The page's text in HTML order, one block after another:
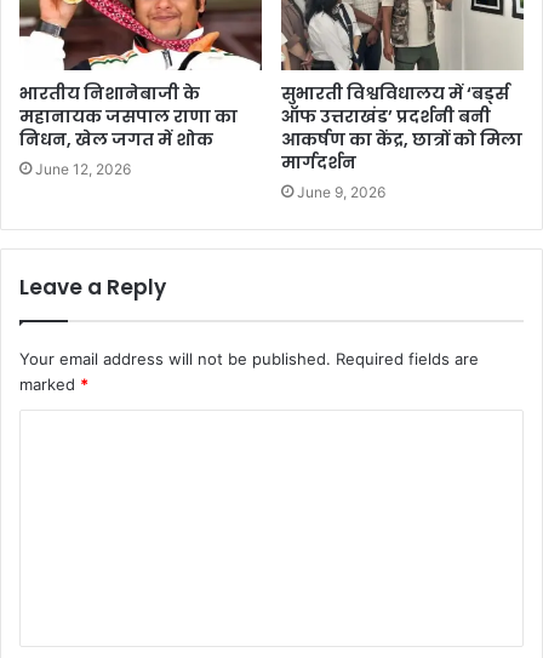
भारतीय निशानेबाजी के
महानायक जसपाल राणा का
निधन, खेल जगत में शोक
June 12, 2026
सुभारती विश्वविधालय में ‘बर्ड्स
ऑफ उत्तराखंड’ प्रदर्शनी बनी
आकर्षण का केंद्र, छात्रों को मिला
मार्गदर्शन
June 9, 2026
Leave a Reply
Your email address will not be published. Required fields are
marked *
t